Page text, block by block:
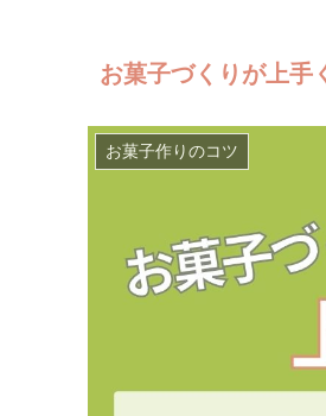
お菓子づくりが上手
お菓子作りのコツ